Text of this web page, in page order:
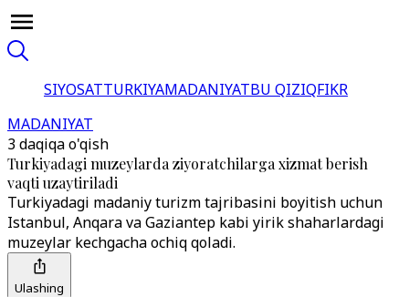
SIYOSATTURKIYAMADANIYATBU QIZIQFIKR
MADANIYAT
3 daqiqa o'qish
Turkiyadagi muzeylarda ziyoratchilarga xizmat berish
vaqti uzaytiriladi
Turkiyadagi madaniy turizm tajribasini boyitish uchun
Istanbul, Anqara va Gaziantep kabi yirik shaharlardagi
muzeylar kechgacha ochiq qoladi.
Ulashing